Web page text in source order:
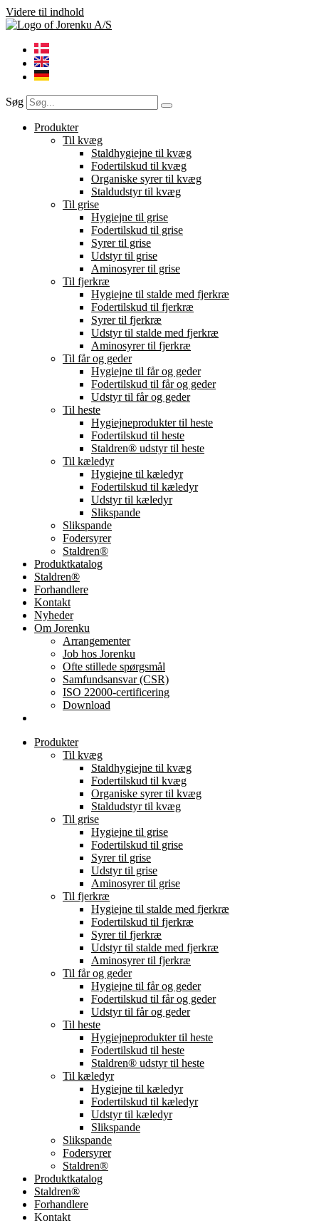
Videre til indhold
Søg
Produkter
Til kvæg
Staldhygiejne til kvæg
Fodertilskud til kvæg
Organiske syrer til kvæg
Staldudstyr til kvæg
Til grise
Hygiejne til grise
Fodertilskud til grise
Syrer til grise
Udstyr til grise
Aminosyrer til grise
Til fjerkræ
Hygiejne til stalde med fjerkræ
Fodertilskud til fjerkræ
Syrer til fjerkræ
Udstyr til stalde med fjerkræ
Aminosyrer til fjerkræ
Til får og geder
Hygiejne til får og geder
Fodertilskud til får og geder
Udstyr til får og geder
Til heste
Hygiejneprodukter til heste
Fodertilskud til heste
Staldren® udstyr til heste
Til kæledyr
Hygiejne til kæledyr
Fodertilskud til kæledyr
Udstyr til kæledyr
Slikspande
Slikspande
Fodersyrer
Staldren®
Produktkatalog
Staldren®
Forhandlere
Kontakt
Nyheder
Om Jorenku
Arrangementer
Job hos Jorenku
Ofte stillede spørgsmål
Samfundsansvar (CSR)
ISO 22000-certificering
Download
Produkter
Til kvæg
Staldhygiejne til kvæg
Fodertilskud til kvæg
Organiske syrer til kvæg
Staldudstyr til kvæg
Til grise
Hygiejne til grise
Fodertilskud til grise
Syrer til grise
Udstyr til grise
Aminosyrer til grise
Til fjerkræ
Hygiejne til stalde med fjerkræ
Fodertilskud til fjerkræ
Syrer til fjerkræ
Udstyr til stalde med fjerkræ
Aminosyrer til fjerkræ
Til får og geder
Hygiejne til får og geder
Fodertilskud til får og geder
Udstyr til får og geder
Til heste
Hygiejneprodukter til heste
Fodertilskud til heste
Staldren® udstyr til heste
Til kæledyr
Hygiejne til kæledyr
Fodertilskud til kæledyr
Udstyr til kæledyr
Slikspande
Slikspande
Fodersyrer
Staldren®
Produktkatalog
Staldren®
Forhandlere
Kontakt